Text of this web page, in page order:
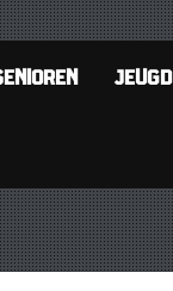
JEUGD